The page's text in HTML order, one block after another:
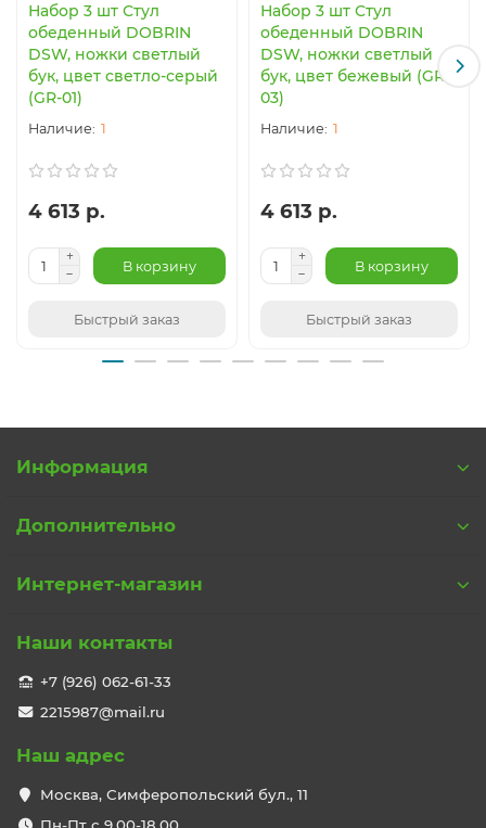
Набор 3 шт Стул
обеденный DOBRIN
DSW, ножки светлый
бук, цвет светло-серый
(GR-01)
1
4 613 р.
В корзину
Быстрый заказ
Набор 3 шт Стул
обеденный DOBRIN
DSW, ножки светлый
бук, цвет бежевый (GR-
03)
1
4 613 р.
В корзину
Быстрый заказ
Информация
Дополнительно
Интернет-магазин
Наши контакты
+7 (926) 062-61-33
2215987@mail.ru
Наш адрес
Москва, Симферопольский бул., 11